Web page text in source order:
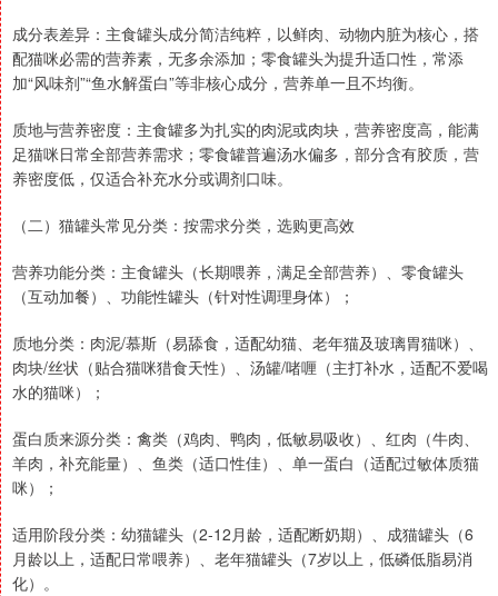
成分表差异：主食罐头成分简洁纯粹，以鲜肉、动物内脏为核心，搭
配猫咪必需的营养素，无多余添加；零食罐头为提升适口性，常添
加“风味剂”“鱼水解蛋白”等非核心成分，营养单一且不均衡。
质地与营养密度：主食罐多为扎实的肉泥或肉块，营养密度高，能满
足猫咪日常全部营养需求；零食罐普遍汤水偏多，部分含有胶质，营
养密度低，仅适合补充水分或调剂口味。
（二）猫罐头常见分类：按需求分类，选购更高效
营养功能分类：主食罐头（长期喂养，满足全部营养）、零食罐头
（互动加餐）、功能性罐头（针对性调理身体）；
质地分类：肉泥/慕斯（易舔食，适配幼猫、老年猫及玻璃胃猫咪）、
肉块/丝状（贴合猫咪猎食天性）、汤罐/啫喱（主打补水，适配不爱喝
水的猫咪）；
蛋白质来源分类：禽类（鸡肉、鸭肉，低敏易吸收）、红肉（牛肉、
羊肉，补充能量）、鱼类（适口性佳）、单一蛋白（适配过敏体质猫
咪）；
适用阶段分类：幼猫罐头（2-12月龄，适配断奶期）、成猫罐头（6
月龄以上，适配日常喂养）、老年猫罐头（7岁以上，低磷低脂易消
化）。